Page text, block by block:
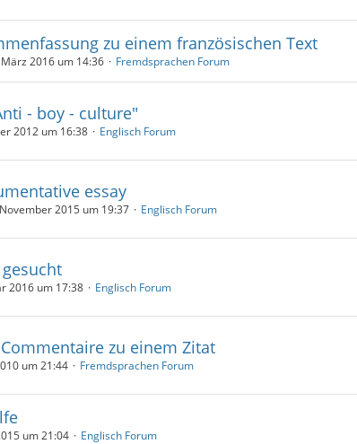
zu einem französischen Text
2016 um 14:36 Fremdsprachen Forum
- boy - culture"
2012 um 16:38 Englisch Forum
essay
2015 um 19:37 Englisch Forum
2016 um 17:38 Englisch Forum
zu einem Zitat
um 21:44 Fremdsprachen Forum
um 21:04 Englisch Forum